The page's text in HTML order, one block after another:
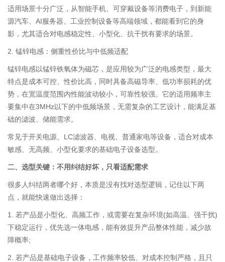
适用场景十分广泛，从智能手机、可穿戴设备等消费电子，到新能
源汽车、AI服务器、工业控制设备等高端领域，都能看到它的身
影，尤其适合对电感稳定性、小型化、抗干扰有要求的场景。
2. 锰锌电感：侧重性价比与中低频适配
锰锌电感以锰锌铁氧体为磁芯，是应用较为广泛的电感类型，最大
特点是成本可控、性价比高，同时具备高磁导率、低功率损耗的优
势，在宽温度范围内性能波动较小，可靠性较强。它的适用频率主
要集中在3MHz以下的中低频场景，无需复杂的工艺设计，能满足基
础的滤波、储能需求。
常见于开关电源、LC滤波器、电视、普通家电等设备，适合对成本
敏感、无高频、小型化要求的基础电子设备选型。
二、选型关键：不用纠结好坏，只看适配需求
很多人纠结两者哪个好，本质是没有找对选型逻辑，记住以下两
点，就能快速做出选择：
1. 若产品是小型化、高频工作，或需要在复杂环境(如高温、强干扰)
下稳定运行，优先选一体电感，能有效提升产品整体性能，减少故
障概率;
2. 若产品是基础电子设备，工作频率较低、对成本控制严格，且只